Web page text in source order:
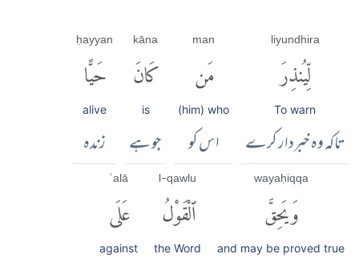
liyundhira
لِّيُنذِرَ
To warn
تاکہ وہ خبردار کرے
man
مَن
(him) who
اس کو
kāna
كَانَ
is
جو ہے
ḥayyan
حَيًّا
alive
زندہ
wayaḥiqqa
وَيَحِقَّ
and may be proved true
l-qawlu
ٱلْقَوْلُ
the Word
ʿalā
عَلَى
against